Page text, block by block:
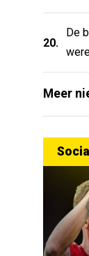
20.
De
Meer